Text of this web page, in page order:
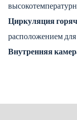
Циркуляция
расположением
Внутренняя